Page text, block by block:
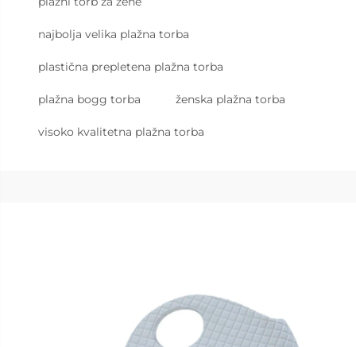
najbolja velika plažna torba
plastična prepletena plažna torba
plažna bogg torba ženska plažna torba
visoko kvalitetna plažna torba